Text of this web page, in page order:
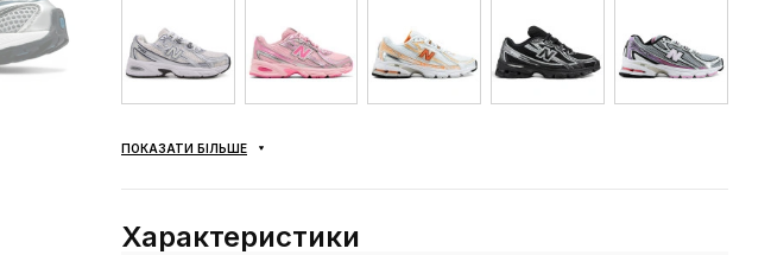
ПОКАЗАТИ БІЛЬШЕ
Характеристики